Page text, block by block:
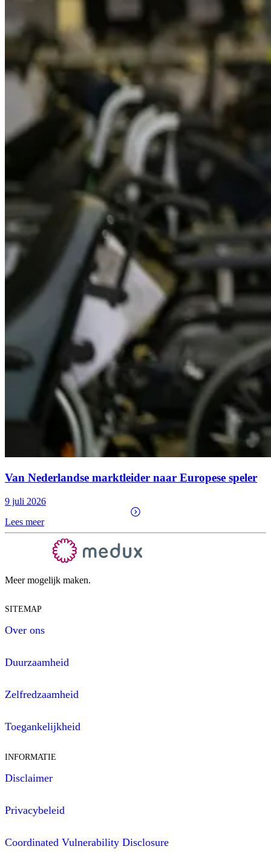
Van Nederlandse marktleider naar Europese speler
9 juli 2026
Lees meer
Meer mogelijk maken.
SITEMAP
Over ons
Duurzaamheid
Zelfredzaamheid
Toegankelijkheid
INFORMATIE
Disclaimer
Privacybeleid
Coordinated Vulnerability Disclosure